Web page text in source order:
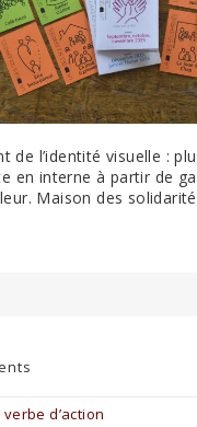
de l’identité visuelle :
en interne à partir de
Maison des
d’action